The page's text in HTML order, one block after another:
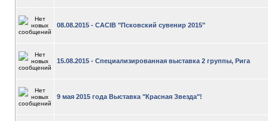
08.08.2015 - CACIB "Псковский сувенир 2015"
15.08.2015 - Специализированная выставка 2 группы, Рига
9 мая 2015 года Выставка "Красная Звезда"!